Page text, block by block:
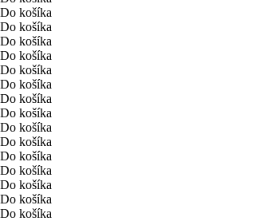
Do košíka
Do košíka
Do košíka
Do košíka
Do košíka
Do košíka
Do košíka
Do košíka
Do košíka
Do košíka
Do košíka
Do košíka
Do košíka
Do košíka
Do košíka